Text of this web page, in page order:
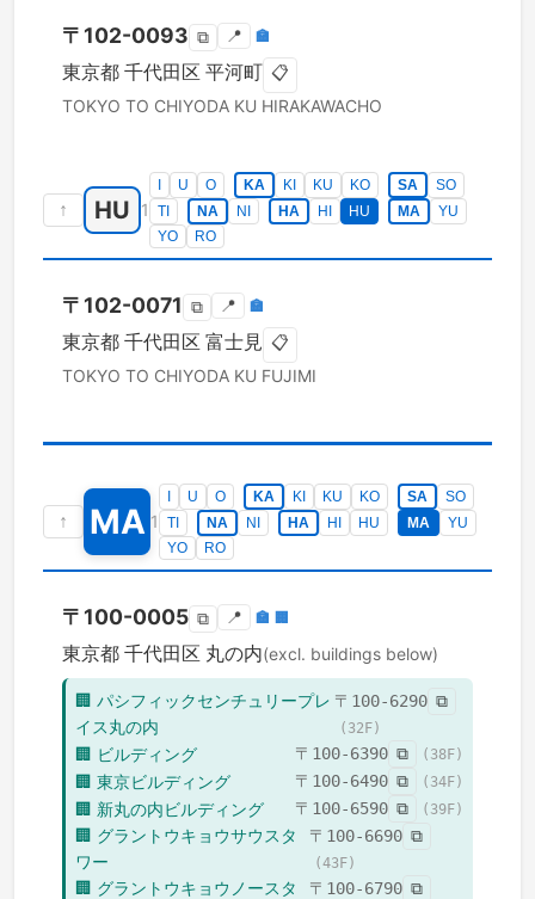
〒 102-0093 ⧉ 📍 🏣
東京都 千代田区 平河町 📋
TOKYO TO CHIYODA KU HIRAKAWACHO
↑ HU 1
U O KA KI KU KO SA
SO
TI
NA NI HA HI HU MA
YU
YO
RO
〒 102-0071 ⧉ 📍 🏣
東京都 千代田区 富士見 📋
TOKYO TO CHIYODA KU FUJIMI
↑ MA 1
U O KA KI KU KO SA
SO
TI
NA NI HA HI HU MA
YU
YO
RO
〒 100-0005 ⧉ 📍 🏣 🏢
東京都 千代田区 丸の内(excl. buildings below)
🏢 パシフィックセンチュリープレ
イス丸の内
〒 100-6290 ⧉
( 32 F)
🏢 ビルディング 〒 100-6390 ⧉ ( 38F)
🏢 東京ビルディング 〒 100-6490 ⧉ ( 34F)
🏢 新丸の内ビルディング 〒 100-6590 ⧉ ( 39F)
🏢 グラントウキョウサウスタ
ワー
〒 100-6690 ⧉
(43F)
🏢 グラントウキョウノースタ
〒 100-6790 ⧉